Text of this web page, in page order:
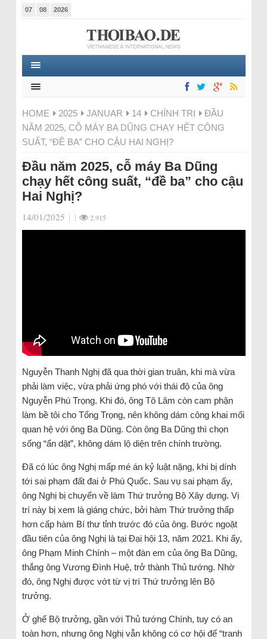
07 08 2026
HOME 2025 JANUAR 14 CHÍNH TRỊ
ĐẦU
NĂM 2025, CỖ MÁY BA DŨNG CHẠY HẾT CÔNG
SUẤT, “ĐỀ BA” CHO CẬU HAI NGHỊ?
Đầu năm 2025, cỗ máy Ba Dũng
chạy hết công suất, “đề ba” cho cậu
Hai Nghị?
14/01/2025 | | 2.915
Nguyễn Thanh Nghị đã qua thời gian truân, khi mà vừa
phải làm việc, vừa phải ứng phó với thái độ của ông
Nguyễn Phú Trọng. Khi đó, ông Tô Lâm còn cam phận
làm bề tôi cho Tổng Trọng, nên không dám công khai mối
quan hệ với ông Ba Dũng. Còn ông Ba Dũng thì chọn
sống “ẩn dật”, không dám lộ diện trên chính trường.
Đã có lúc ông Nghị mấp mé án kỷ luật nặng, khi bị dính
tới sai phạm đất đai ở Phú Quốc. Sau vụ sai phạm ấy,
ông Nghị bị chuyển về làm Thứ trưởng Bộ Xây dựng. Vị
trí này bị xem là giáng chức, bởi hàm Thứ trưởng thấp
hơn cấp hàm Bí thư tỉnh trước đó của ông. Bước ngoặt
đầu tiên của ông Nghị là tại Đại hội 13, năm 2021. Khi ấy,
ông Phạm Minh Chính – một đàn em của ông Ba Dũng,
thắng ông Vương Đình Huệ, trở thành Thủ tướng. Nhờ
đó, ông Nghị được vớt từ vị trí Thứ trưởng lên Bộ
trưởng.
Ở ghế Bộ trưởng, gần với Thủ tướng Chính, tuy có an
toàn hơn, nhưng ông Nghị vẫn không có cơ hội để “tranh